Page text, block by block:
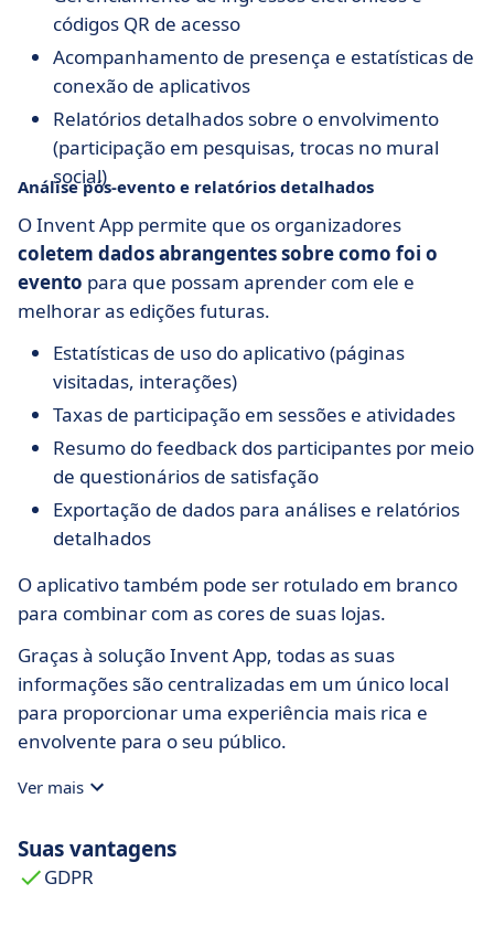
códigos QR de acesso
Acompanhamento de presença e estatísticas de
conexão de aplicativos
Relatórios detalhados sobre o envolvimento
(participação em pesquisas, trocas no mural
social)
Análise pós-evento e relatórios detalhados
O Invent App permite que os organizadores
coletem dados abrangentes sobre como foi o
evento para que possam aprender com ele e
melhorar as edições futuras.
Estatísticas de uso do aplicativo (páginas
visitadas, interações)
Taxas de participação em sessões e atividades
Resumo do feedback dos participantes por meio
de questionários de satisfação
Exportação de dados para análises e relatórios
detalhados
O aplicativo também pode ser rotulado em branco
para combinar com as cores de suas lojas.
Graças à solução Invent App, todas as suas
informações são centralizadas em um único local
para proporcionar uma experiência mais rica e
envolvente para o seu público.
Ver mais
Suas vantagens
GDPR